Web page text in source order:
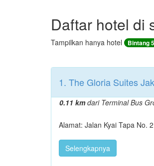
Daftar hotel di
Tampilkan hanya hotel Bintang 5
1. The Gloria Suites
0.11 kmdari Terminal Bus
Alamat: Jalan Kyai Tapa No.
Selengkapnya